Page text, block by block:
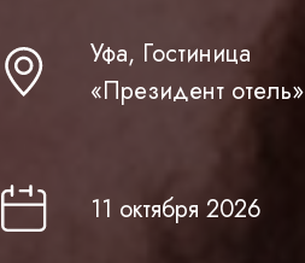
Уфа, Гостиница
«Президент отель»
11 октября 2026